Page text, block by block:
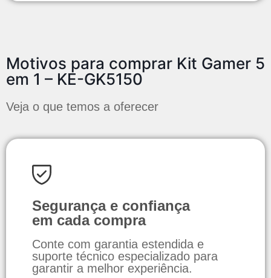
Motivos para comprar Kit Gamer 5
em 1 – KE-GK5150
Veja o que temos a oferecer
Segurança e confiança
em cada compra
Conte com garantia estendida e
suporte técnico especializado para
garantir a melhor experiência.